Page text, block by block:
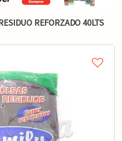
REFORZADO 40LTS